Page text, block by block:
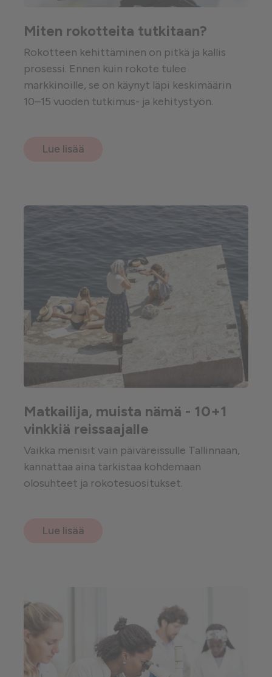
Miten rokotteita tutkitaan?
Rokotteen kehittäminen on pitkä ja kallis
prosessi. Ennen kuin rokote tulee
markkinoille, se on käynyt läpi keskimäärin
10–15 vuoden tutkimus- ja kehitystyön.
Lue lisää
Matkailija, muista nämä - 10+1
vinkkiä reissaajalle
Vaikka menisit vain päiväreissulle Tallinnaan,
kannattaa aina tarkistaa kohdemaan
olosuhteet ja rokotesuositukset.
Lue lisää